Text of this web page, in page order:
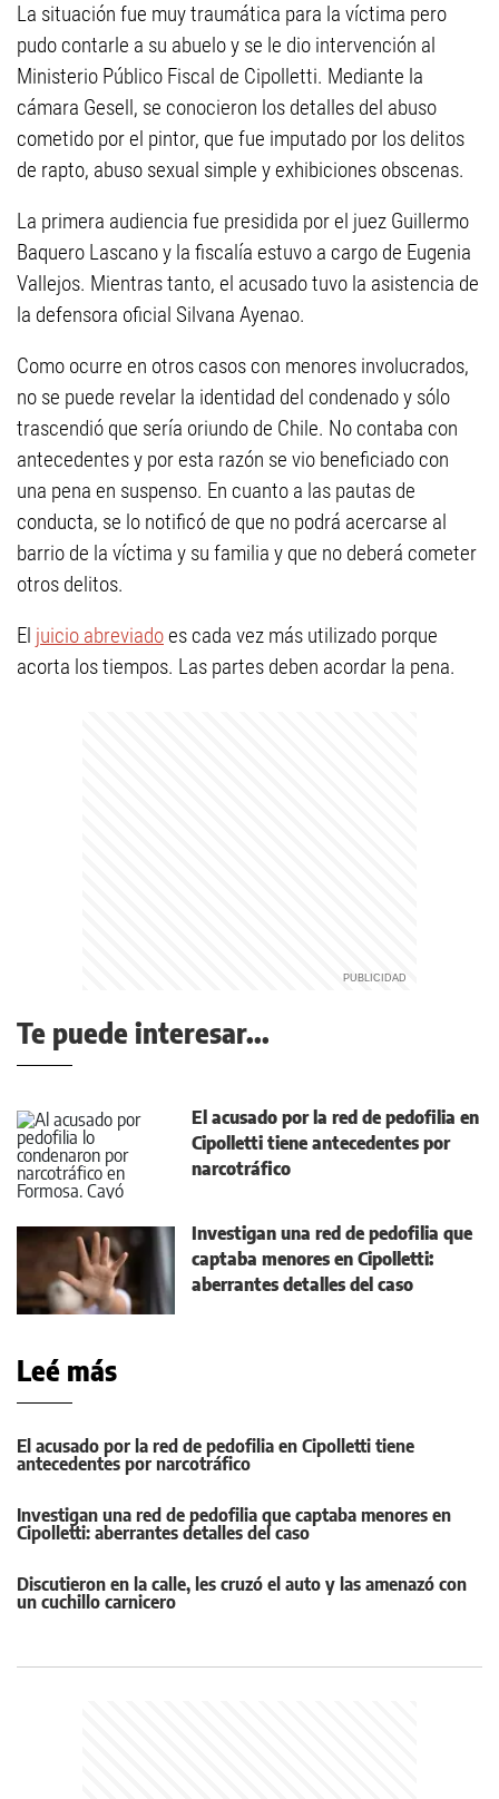
La situación fue muy traumática para la víctima pero
pudo contarle a su abuelo y se le dio intervención al
Ministerio Público Fiscal de Cipolletti. Mediante la
cámara Gesell, se conocieron los detalles del abuso
cometido por el pintor, que fue imputado por los delitos
de rapto, abuso sexual simple y exhibiciones obscenas.
La primera audiencia fue presidida por el juez Guillermo
Baquero Lascano y la fiscalía estuvo a cargo de Eugenia
Vallejos. Mientras tanto, el acusado tuvo la asistencia de
la defensora oficial Silvana Ayenao.
Como ocurre en otros casos con menores involucrados,
no se puede revelar la identidad del condenado y sólo
trascendió que sería oriundo de Chile. No contaba con
antecedentes y por esta razón se vio beneficiado con
una pena en suspenso. En cuanto a las pautas de
conducta, se lo notificó de que no podrá acercarse al
barrio de la víctima y su familia y que no deberá cometer
otros delitos.
El juicio abreviadoes cada vez más utilizado porque
acorta los tiempos. Las partes deben acordar la pena.
Te puede interesar...
El acusado por la red de pedofilia en
Cipolletti tiene antecedentes por
narcotráfico
Investigan una red de pedofilia que
captaba menores en Cipolletti:
aberrantes detalles del caso
Leé más
El acusado por la red de pedofilia en Cipolletti tiene
antecedentes por narcotráfico
Investigan una red de pedofilia que captaba menores en
Cipolletti: aberrantes detalles del caso
Discutieron en la calle, les cruzó el auto y las amenazó con
un cuchillo carnicero